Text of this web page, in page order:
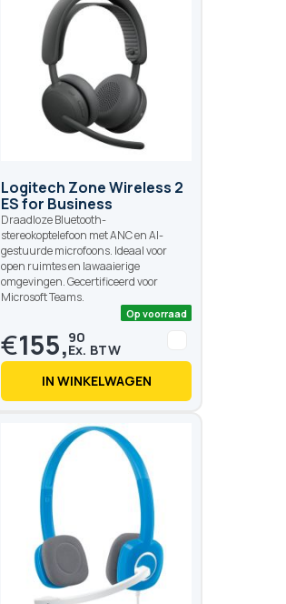
Logitech Zone Wireless 2
ES for Business
Draadloze Bluetooth-
stereokoptelefoon met ANC en AI-
gestuurde microfoons. Ideaal voor
open ruimtes en lawaaierige
omgevingen. Gecertificeerd voor
Microsoft Teams.
€155,90
IN WINKELWAGEN